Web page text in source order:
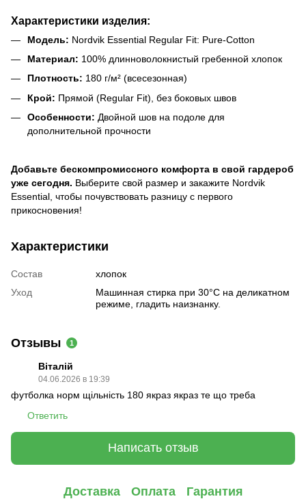
Характеристики изделия:
Модель: Nordvik Essential Regular Fit: Pure-Cotton
Материал: 100% длинноволокнистый гребенной хлопок
Плотность: 180 г/м² (всесезонная)
Крой: Прямой (Regular Fit), без боковых швов
Особенности: Двойной шов на подоле для
дополнительной прочности
Добавьте бескомпромиссного комфорта в свой гардероб
уже сегодня. Выберите свой размер и закажите Nordvik
Essential, чтобы почувствовать разницу с первого
прикосновения!
Характеристики
Состав
хлопок
Уход
Машинная стирка при 30°C на деликатном
режиме, гладить наизнанку.
Отзывы 1
Віталій
04.06.2026 в 19:39
футболка норм щільність 180 якраз якраз те що треба
Ответить
Написать отзыв
Доставка Оплата Гарантия